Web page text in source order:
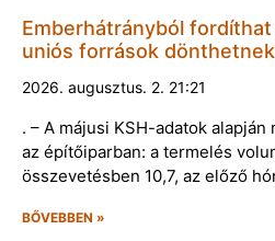
Emberhátrányból
uniós források dönthetnek
2026. augusztus. 2. 21:21
. – A májusi KSH-adatok
az építőiparban: a termelés
összevetésben 10,7, az előző
BŐVEBBEN »